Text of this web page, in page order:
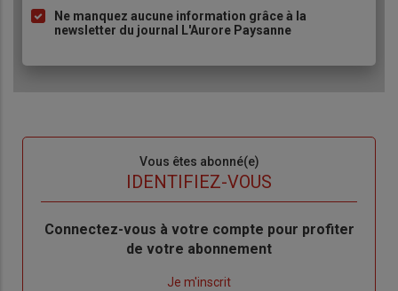
Ne manquez aucune information grâce à la
newsletter du journal L'Aurore Paysanne
Vous êtes abonné(e)
IDENTIFIEZ-VOUS
Body
Connectez-vous à votre compte pour profiter
de votre abonnement
Je m'inscrit